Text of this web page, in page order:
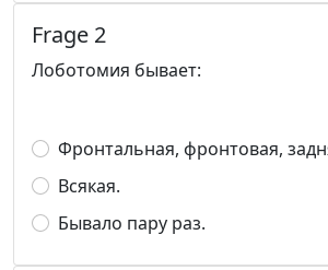
Frage 2
Лоботомия бывает:
Фронтальная, фронтовая,
Всякая.
Бывало пару раз.